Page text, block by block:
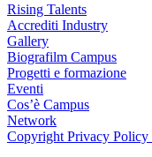
Rising Talents
Accrediti Industry
Gallery
Biografilm Campus
Progetti e formazione
Eventi
Cos’è Campus
Network
Copyright Privacy Policy